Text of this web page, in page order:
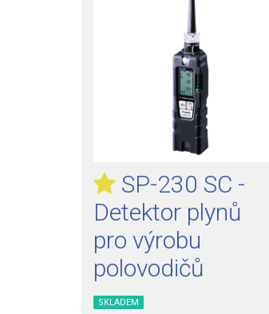
SP-230 SC -
Detektor plynů
pro výrobu
polovodičů
SKLADEM